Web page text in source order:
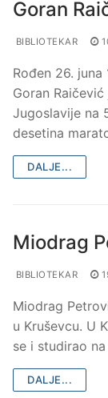
Goran
BIBLIOTEKAR
Rođen 26.
Goran
Jugoslavije na
desetina
DALJE...
Miodrag
BIBLIOTEKAR
Miodrag
u Kruševcu. U
se i studirao
DALJE...